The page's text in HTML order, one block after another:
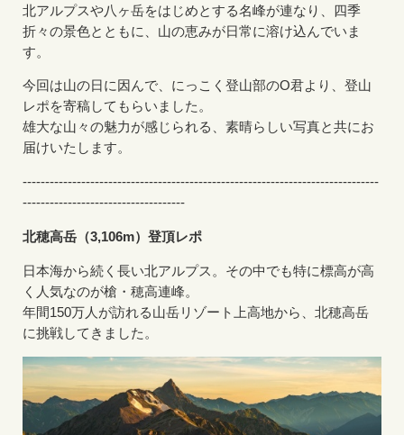
北アルプスや八ヶ岳をはじめとする名峰が連なり、四季
折々の景色とともに、山の恵みが日常に溶け込んでいま
す。
今回は山の日に因んで、にっこく登山部のO君より、登山
レポを寄稿してもらいました。
雄大な山々の魅力が感じられる、素晴らしい写真と共にお
届けいたします。
-------------------------------------------------------------------------------
------------------------------------
北穂高岳（3,106m）登頂レポ
日本海から続く長い北アルプス。その中でも特に標高が高
く人気なのが槍・穂高連峰。
年間150万人が訪れる山岳リゾート上高地から、北穂高岳
に挑戦してきました。